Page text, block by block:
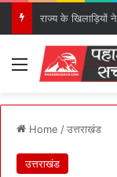
Menu
Home /उत्तराखंड
उत्तराखंड